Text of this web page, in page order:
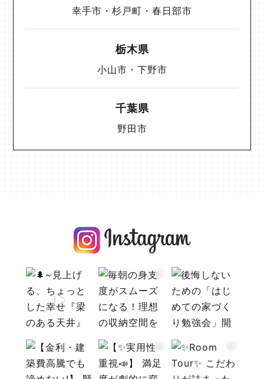
幸手市・杉戸町・春日部市
栃木県
小山市・下野市
千葉県
野田市